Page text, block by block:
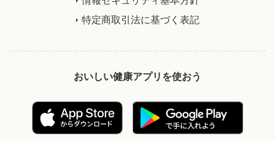
特定商取引法に基づく表記
おいしい健康アプリを使おう